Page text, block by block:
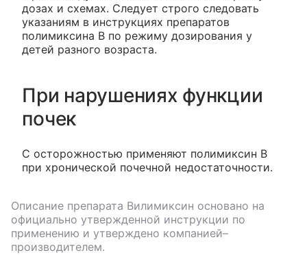
дозах и схемах. Следует строго следовать
указаниям в инструкциях препаратов
полимиксина В по режиму дозирования у
детей разного возраста.
При нарушениях функции
почек
С осторожностью применяют полимиксин В
при хронической почечной недостаточности.
Описание препарата Вилимиксин основано на
официально утвержденной инструкции по
применению и утверждено компанией–
производителем.